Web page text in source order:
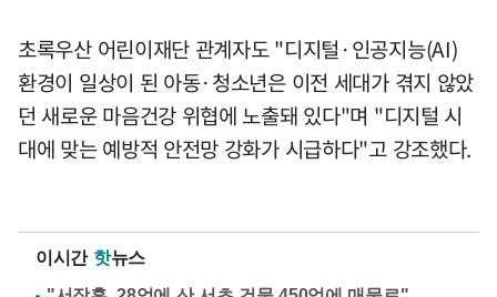
초록우산 어린이재단 관계자도 "디지털·인공지능(AI)
환경이 일상이 된 아동·청소년은 이전 세대가 겪지 않았
던 새로운 마음건강 위협에 노출돼 있다"며 "디지털 시
대에 맞는 예방적 안전망 강화가 시급하다"고 강조했다.
이시간 핫뉴스